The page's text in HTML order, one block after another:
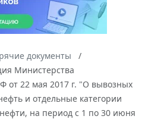
документы
Министерства
от 22 мая 2017 г. "О вывозных
и отдельные категории
на период с 1 по 30 июня